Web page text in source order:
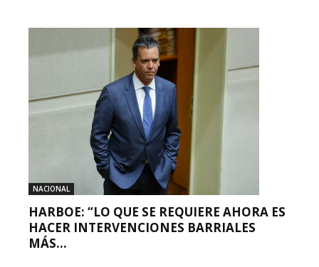
NACIONAL
HARBOE: “LO QUE SE REQUIERE AHORA ES
HACER INTERVENCIONES BARRIALES
MÁS...